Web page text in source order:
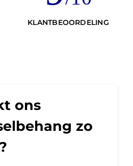
KLANTBEOORDELING
ons
zo